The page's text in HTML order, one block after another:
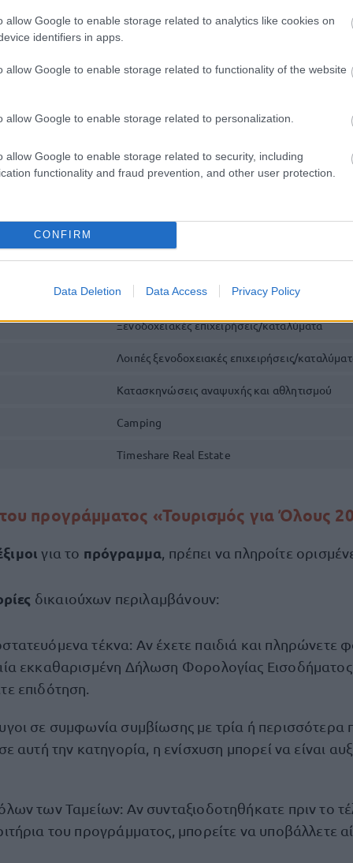
allow Google to enable storage related to analytics like cookies on
identifiers in apps.
allow Google to enable storage related to functionality of the website
allow Google to enable storage related to personalization.
allow Google to enable storage related to security, including
functionality and fraud prevention, and other user protection.
CONFIRM
Data Deletion Data Access Privacy Policy
ποσού εφάπαξή τμηματικά ανάλογα με την περίοδο
(30 Σεπτεμβρίου 2025
περίοδο), ώστε να υποστηριχθεί και η επιλογή
περιόδου.
ποσόδύναται να χρησιμοποιηθεί
Κατηγορίας Εμπόρου και διατηρούν την έδρα τους
Περιγραφή δραστηριότητας
Ξενοδοχειακές επιχειρήσεις/καταλύματα
Λοιπές ξενοδοχειακές επιχειρήσεις/
Κατασκηνώσεις αναψυχής και αθλητισμού
Camping
Timeshare Real Estate
του προγράμματος «Τουρισμός για Όλους
για το πρόγραμμα , πρέπει να πληροίτε
δικαιούχων περιλαμβάνουν:
τέκνα: Αν έχετε παιδιά και
εκκαθαρισμένη Δήλωση Φορολογίας Εισοδήματος
επιδότηση.
σε συμφωνία συμβίωσης με τρία ή περισσότερα
αυτή την κατηγορία, η ενίσχυση μπορεί να είναι
των Ταμείων: Αν συνταξιοδοτηθήκατε πριν το
του προγράμματος, μπορείτε να υποβάλλετε